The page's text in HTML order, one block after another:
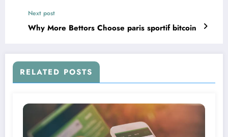
Next post
Why More Bettors Choose paris sportif bitcoin
RELATED POSTS